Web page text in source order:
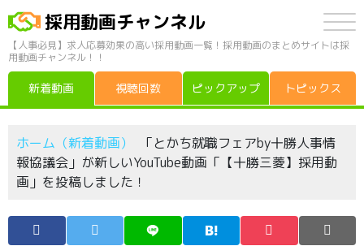
採用動画チャンネル
【人事必見】求人応募効果の高い採用動画一覧！採用動画のまとめサイトは採
用動画チャンネル！！
新着動画 視聴回数 ピックアップ トピックス
ホーム（新着動画）
「とかち就職フェアby十勝人事情
報協議会」が新しいYouTube動画「【十勝三菱】採用動
画」を投稿しました！